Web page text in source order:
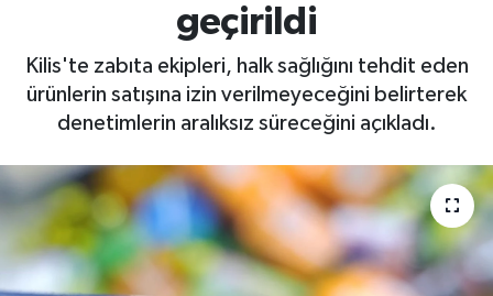
geçirildi
Kilis'te zabıta ekipleri, halk sağlığını tehdit eden
ürünlerin satışına izin verilmeyeceğini belirterek
denetimlerin aralıksız süreceğini açıkladı.